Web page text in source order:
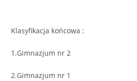
Klasyfikacja końcowa :
1.Gimnazjum nr 2
2.Gimnazjum nr 1